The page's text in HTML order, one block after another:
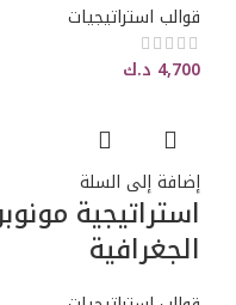
قوالب استراتيجيات
4,700 د.ك
إضافة إلى السلة
استراتيجية
الجغرافية